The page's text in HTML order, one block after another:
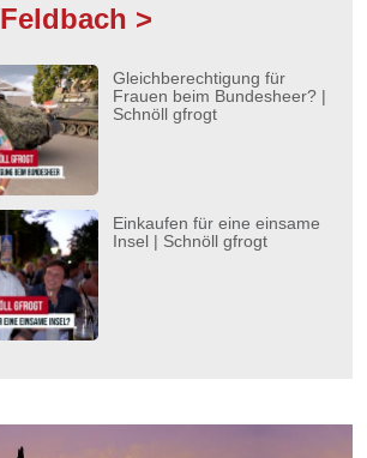
Feldbach >
Gleichberechtigung für
Frauen beim Bundesheer? |
Schnöll gfrogt
Einkaufen für eine einsame
Insel | Schnöll gfrogt